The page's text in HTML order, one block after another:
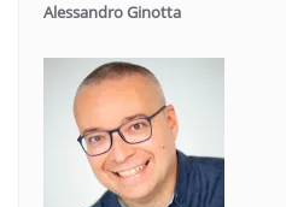
Alessandro Ginotta